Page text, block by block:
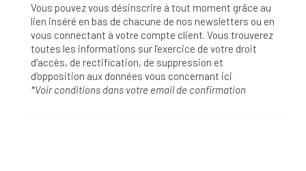
Vous pouvez vous désinscrire à tout moment grâce au
lien inséré en bas de chacune de nos newsletters ou en
vous connectant à votre compte client. Vous trouverez
toutes les informations sur l’exercice de votre droit
d'accès, de rectification, de suppression et
d'opposition aux données vous concernant ici
*Voir conditions dans votre email de confirmation